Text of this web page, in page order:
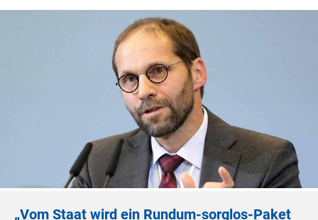
„Vom Staat wird ein Rundum-sorglos-Paket